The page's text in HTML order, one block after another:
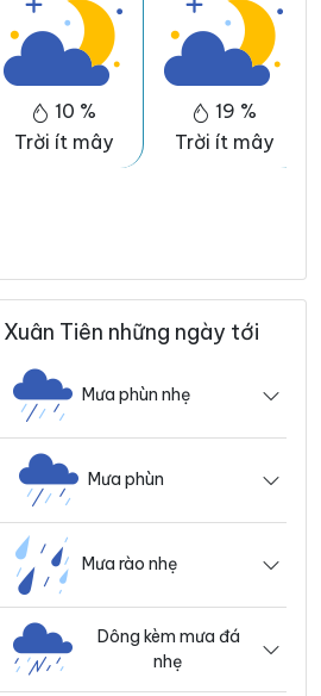
10 %
Trời ít mây
19 %
Trời ít mây
Tiên những ngày tới
Mưa phùn nhẹ
Mưa phùn
Mưa rào nhẹ
Dông kèm mưa đá
nhẹ